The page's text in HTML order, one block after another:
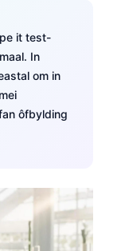
it test-
In
om in
ôfbylding